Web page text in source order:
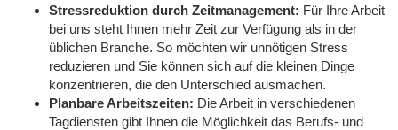
Stressreduktion durch Zeitmanagement: Für Ihre Arbeit
bei uns steht Ihnen mehr Zeit zur Verfügung als in der
üblichen Branche. So möchten wir unnötigen Stress
reduzieren und Sie können sich auf die kleinen Dinge
konzentrieren, die den Unterschied ausmachen.
Planbare Arbeitszeiten: Die Arbeit in verschiedenen
Tagdiensten gibt Ihnen die Möglichkeit das Berufs- und